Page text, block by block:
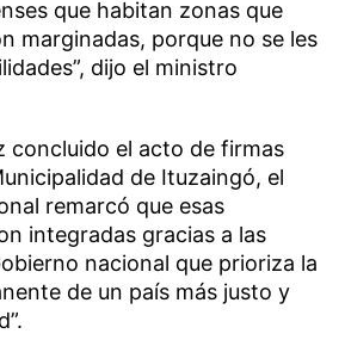
que habitan zonas que
marginadas, porque no se les
dijo el ministro
concluido el acto de firmas
de Ituzaingó, el
remarcó que esas
integradas gracias a las
nacional que prioriza la
de un país más justo y